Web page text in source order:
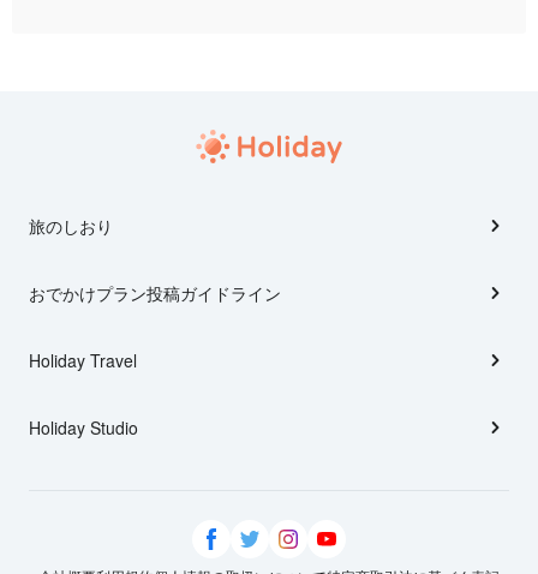
旅のしおり
おでかけプラン投稿ガイドライン
Holiday Travel
Holiday Studio